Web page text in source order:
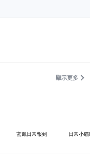
顯示更多
玄鳳日常報到 日常小貓!